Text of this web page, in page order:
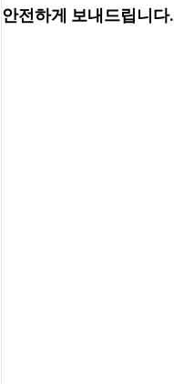
안전하게 보내드립니다.